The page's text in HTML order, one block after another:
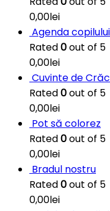
0,00lei
Agenda
Rated0out of 5
0,00lei
Cuvinte de
Rated0out of 5
0,00lei
Pot să colorez
Rated0out of 5
0,00lei
Bradul nostru
Rated0out of 5
0,00lei